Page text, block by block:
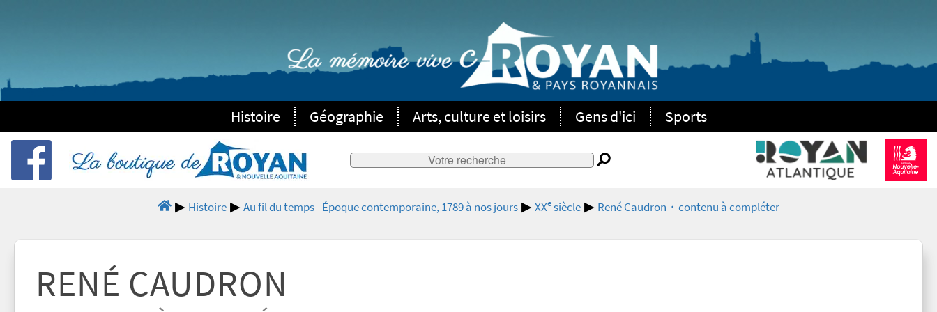
Histoire Géographie Arts, culture et loisirs Gens d'ici Sports
Histoire Au fil du temps - Époque contemporaine, 1789 à nos jours XXe siècle René Caudron・contenu à compléter
RENÉ CAUDRON